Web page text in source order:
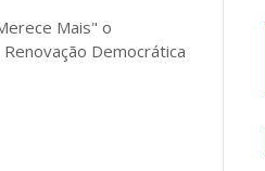
Mais" o
Democrática